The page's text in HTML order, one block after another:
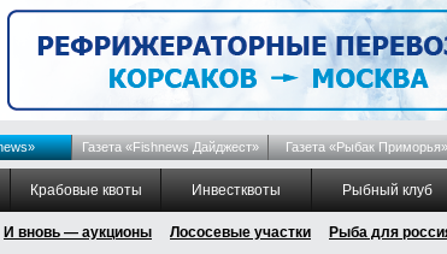
Газета «Fishnews Дайджест» Газета «Рыбак Приморья»
Крабовые квоты Инвестквоты Рыбный клуб
И вновь — аукционы Лососевые участки Рыба для